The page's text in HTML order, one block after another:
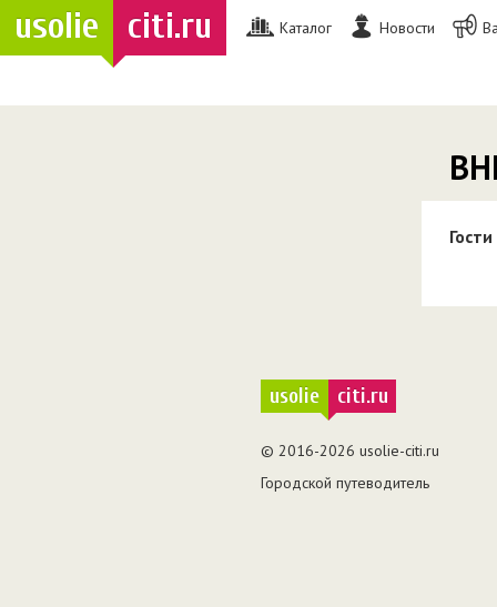
usolie citi.ru Каталог Новости
Гости
usolie citi.ru
© 2016-2026 usolie-citi.ru
Городской путеводитель